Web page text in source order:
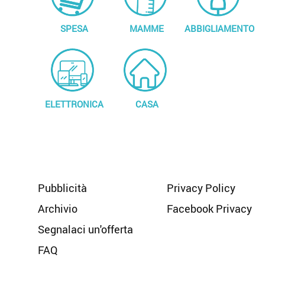
SPESA MAMME ABBIGLIAMENTO
ELETTRONICA CASA
Pubblicità
Archivio
Segnalaci un'offerta
FAQ
Privacy Policy
Facebook Privacy